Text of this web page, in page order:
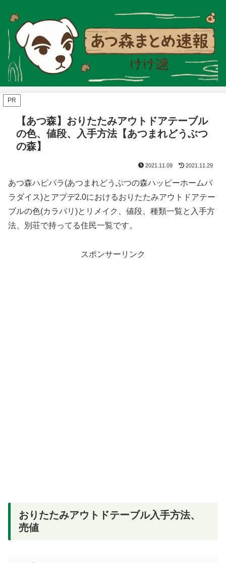
PR
【あつ森】おりたたみアウトドアテーブル
の色、値段、入手方法【あつまれどうぶつ
の森】
2021.11.09 2021.11.29
あつ森ハピパラ(あつまれどうぶつの森ハッピーホームパ
ラダイス)とアプデ2.0におけるおりたたみアウトドアテー
ブルの色(カラバリ)とリメイク、値段、種類一覧と入手方
法、別荘で持ってる住民一覧です。
スポンサーリンク
おりたたみアウトドテーブル入手方法、
売値